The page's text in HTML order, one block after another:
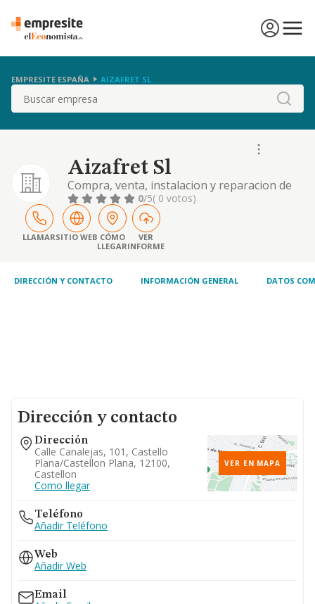
EMPRESITE ESPAÑA AIZAFRET SL
Buscar
Aizafret Sl
Compra, venta, instalacion y reparacion de
toda clase de aparatos de frio calor, y
acondicionamiento de aire.
0/5( 0 votos)
LLAMARSITIO WEB CÓMO
LLEGAR
VER
INFORME
DIRECCIÓN Y CONTACTO INFORMACIÓN GENERAL DATOS
Dirección y contacto
Dirección
Calle Canalejas, 101, Castello
Plana/castellon Plana, 12100,
Castellon
Como llegar
VER EN MAPA
Teléfono
Añadir Teléfono
Web
Añadir Web
Email